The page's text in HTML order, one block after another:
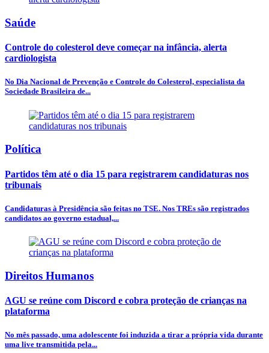
Saúde
Controle do colesterol deve começar na infância, alerta
cardiologista
No Dia Nacional de Prevenção e Controle do Colesterol, especialista da
Sociedade Brasileira de...
Política
Partidos têm até o dia 15 para registrarem candidaturas nos
tribunais
Candidaturas à Presidência são feitas no TSE. Nos TREs são registrados
candidatos ao governo estadual,...
Direitos Humanos
AGU se reúne com Discord e cobra proteção de crianças na
plataforma
No mês passado, uma adolescente foi induzida a tirar a própria vida durante
uma live transmitida pela...